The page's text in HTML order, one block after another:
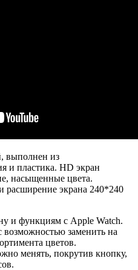
выполнен из
и пластика. HD экран
насыщенные цвета.
расширение экрана 240*240
и функциям с Apple Watch.
заменить на
цветов.
менять, покрутив кнопку,